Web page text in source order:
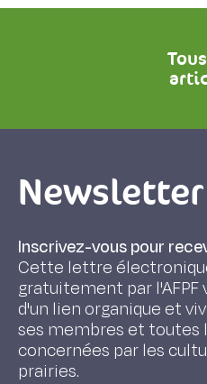
Newsletter
Inscrivez-vous pour
Cette lettre
gratuitement par l'AFPF
d'un lien organique et
ses membres et toutes
concernées par les
prairies.